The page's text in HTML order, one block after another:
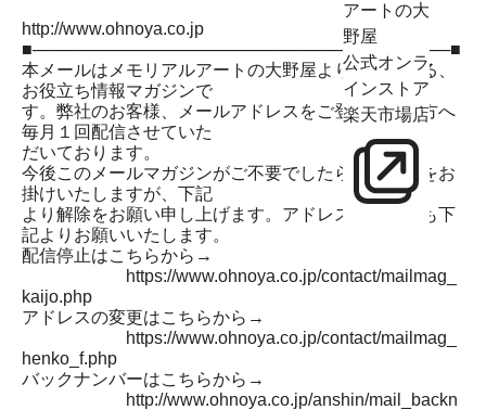
アートの大
野屋
公式オンラ
インストア
楽天市場店
http://www.ohnoya.co.jp
■───────────────────────────────────■
本メールはメモリアルアートの大野屋よりお送りする、
お役立ち情報マガジンで
す。弊社のお客様、メールアドレスをご登録頂いた方へ
毎月１回配信させていた
だいております。
今後このメールマガジンがご不要でしたら、お手数をお
掛けいたしますが、下記
より解除をお願い申し上げます。アドレスのご変更も下
記よりお願いいたします。
配信停止はこちらから→
https://www.ohnoya.co.jp/contact/mailmag_
kaijo.php
アドレスの変更はこちらから→
https://www.ohnoya.co.jp/contact/mailmag_
henko_f.php
バックナンバーはこちらから→
http://www.ohnoya.co.jp/anshin/mail_backn